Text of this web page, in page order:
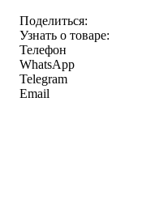
Поделиться:
Узнать о товаре:
Телефон
WhatsApp
Telegram
Email